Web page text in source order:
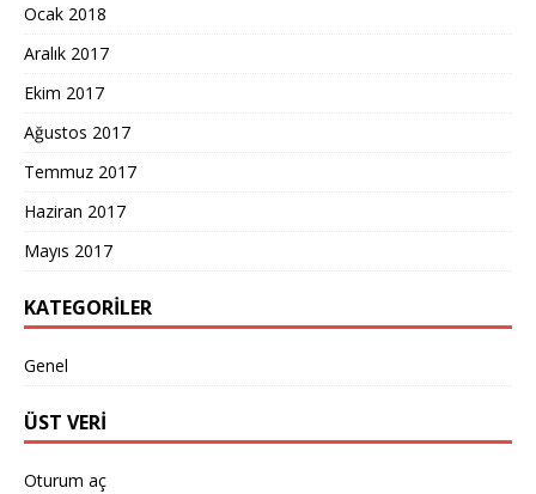
Ocak 2018
Aralık 2017
Ekim 2017
Ağustos 2017
Temmuz 2017
Haziran 2017
Mayıs 2017
KATEGORILER
Genel
ÜST VERI
Oturum aç